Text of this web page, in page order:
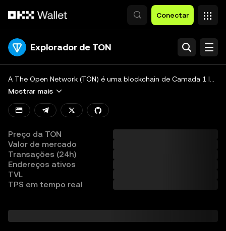
Conectar
Explorador de TON
Developers
Mostrar mais
Preço da TON
Valor de mercado
Transações (24h)
Endereços ativos
TVL
TPS em tempo real